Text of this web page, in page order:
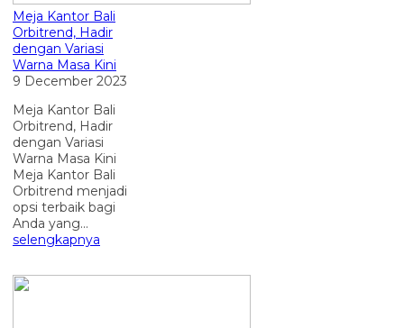
Meja Kantor Bali
Orbitrend, Hadir
dengan Variasi
Warna Masa Kini
9 December 2023
Meja Kantor Bali
Orbitrend, Hadir
dengan Variasi
Warna Masa Kini
Meja Kantor Bali
Orbitrend menjadi
opsi terbaik bagi
Anda yang...
selengkapnya